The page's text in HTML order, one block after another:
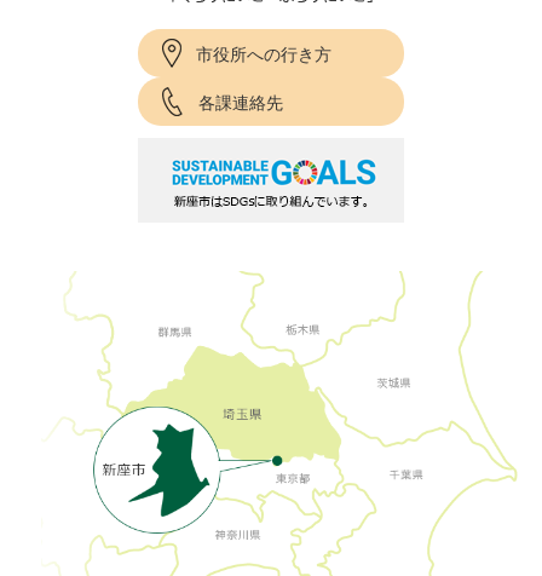
市役所への行き方
各課連絡先